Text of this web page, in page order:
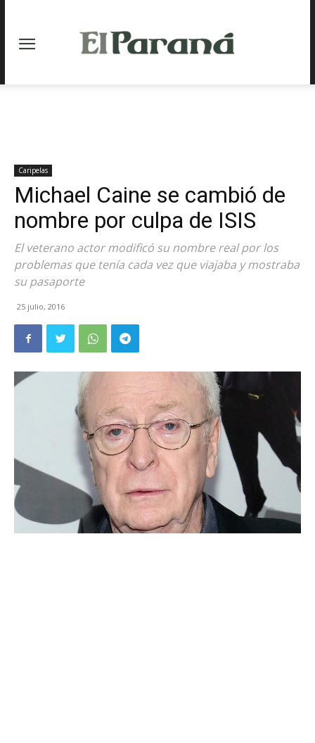
Caripelas
Michael Caine se cambió de
nombre por culpa de ISIS
El veterano actor modificó su nombre real por los
problemas que tenía cada vez que viajaba y mostraba
su pasaporte
25 julio, 2016